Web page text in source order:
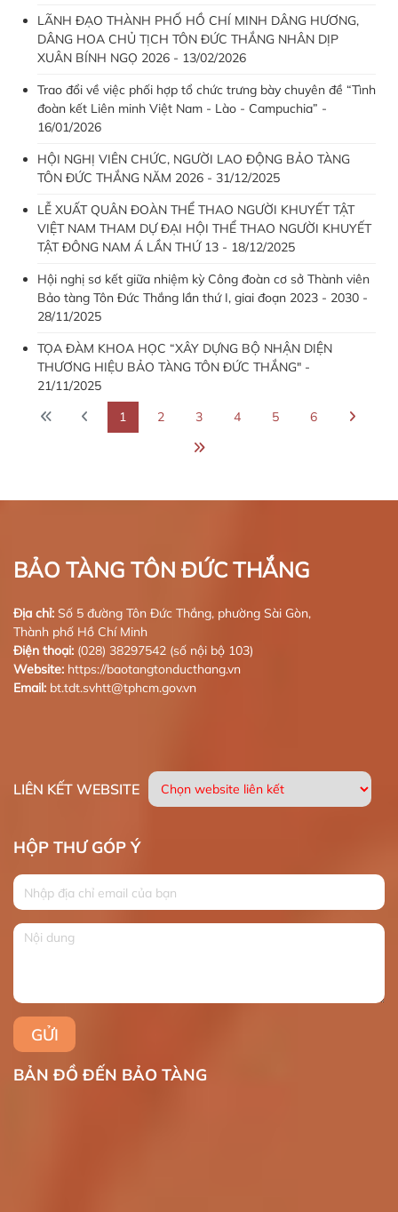
LÃNH ĐẠO THÀNH PHỐ HỒ CHÍ MINH DÂNG HƯƠNG,
DÂNG HOA CHỦ TỊCH TÔN ĐỨC THẮNG NHÂN DỊP
XUÂN BÍNH NGỌ 2026 - 13/02/2026
Trao đổi về việc phối hợp tổ chức trưng bày chuyên đề “Tình
đoàn kết Liên minh Việt Nam - Lào - Campuchia” -
16/01/2026
HỘI NGHỊ VIÊN CHỨC, NGƯỜI LAO ĐỘNG BẢO TÀNG
TÔN ĐỨC THẮNG NĂM 2026 - 31/12/2025
LỄ XUẤT QUÂN ĐOÀN THỂ THAO NGƯỜI KHUYẾT TẬT
VIỆT NAM THAM DỰ ĐẠI HỘI THỂ THAO NGƯỜI KHUYẾT
TẬT ĐÔNG NAM Á LẦN THỨ 13 - 18/12/2025
Hội nghị sơ kết giữa nhiệm kỳ Công đoàn cơ sở Thành viên
Bảo tàng Tôn Đức Thắng lần thứ I, giai đoạn 2023 - 2030 -
28/11/2025
TỌA ĐÀM KHOA HỌC “XÂY DỰNG BỘ NHẬN DIỆN
THƯƠNG HIỆU BẢO TÀNG TÔN ĐỨC THẮNG" -
21/11/2025
1
2 3 4 5 6
BẢO TÀNG TÔN ĐỨC THẮNG
Địa chỉ: Số 5 đường Tôn Đức Thắng, phường Sài Gòn,
Thành phố Hồ Chí Minh
Điện thoại: (028) 38297542 (số nội bộ 103)
Website: https://baotangtonducthang.vn
Email: bt.tdt.svhtt@tphcm.gov.vn
LIÊN KẾT WEBSITE
HỘP THƯ GÓP Ý
BẢN ĐỒ ĐẾN BẢO TÀNG